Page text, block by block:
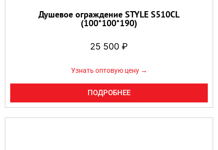
Душевое ограждение STYLE S510CL
(100*100*190)
25 500 ₽
Узнать оптовую цену →
ПОДРОБНЕЕ